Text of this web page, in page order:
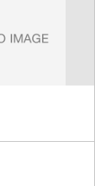
介可能なオープ